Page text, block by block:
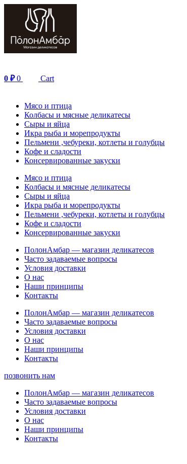
Перейти
содержимому
0 ₽ 0 Cart
Мясо и птица
Колбасы и мясные деликатесы
Сыры и яйца
Икра рыба и морепродукты
Пельмени ,чебуреки, котлеты и голубцы
Кофе и сладости
Консервированные закуски
Мясо и птица
Колбасы и мясные деликатесы
Сыры и яйца
Икра рыба и морепродукты
Пельмени ,чебуреки, котлеты и голубцы
Кофе и сладости
Консервированные закуски
ПолонАмбар — магазин деликатесов
Часто задаваемые вопросы
Условия доставки
О нас
Наши принципы
Контакты
ПолонАмбар — магазин деликатесов
Часто задаваемые вопросы
Условия доставки
О нас
Наши принципы
Контакты
позвонить нам
ПолонАмбар — магазин деликатесов
Часто задаваемые вопросы
Условия доставки
О нас
Наши принципы
Контакты